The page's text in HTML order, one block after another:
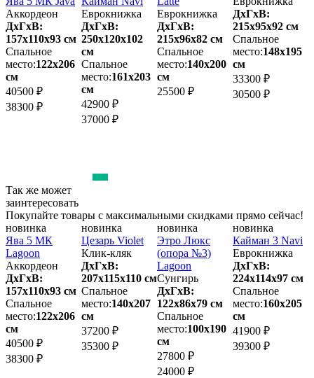
Аккордеон
ДхГхВ:
157х110x93 см
Спальное
место:122х206
см
40500 ₽
38300 ₽
Еврокнижка
ДхГхВ:
250х120x102
см
Спальное
место:161х203
см
42900 ₽
37000 ₽
Еврокнижка
ДхГхВ:
215х96x82 см
Спальное
место:140х200
см
25500 ₽
ДхГхВ:
215х95x92 см
Спальное
место:148х195
см
33300 ₽
30500 ₽
Так же может
заинтересовать
Покупайте товары с максимальными скидками прямо сейчас!
новинка
Ява 5 МК
Lagoon
Аккордеон
ДхГхВ:
157х110x93 см
Спальное
место:122х206
см
40500 ₽
38300 ₽
новинка
Цезарь Violet
Клик-кляк
ДхГхВ:
207х115x110 см
Спальное
место:140х207
см
37200 ₽
35300 ₽
новинка
Этро Люкс
(опора №3)
Lagoon
Сунгирь
ДхГхВ:
122х86x79 см
Спальное
место:100х190
см
27800 ₽
24000 ₽
новинка
Кайман 3 Navi
Еврокнижка
ДхГхВ:
224х114x97 см
Спальное
место:160х205
см
41900 ₽
39300 ₽